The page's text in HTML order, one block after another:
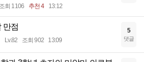
조회 1106 추천 4 13:12
만점
Lv.82 조회 902 13:09
5
댓글